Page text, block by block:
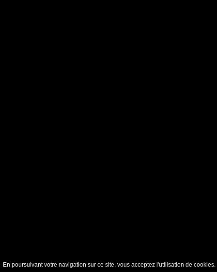
En poursuivant votre navigation sur ce site, vous acceptez l'utilisation de